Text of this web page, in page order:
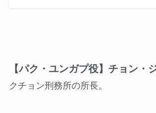
【パク・ユンガプ役】チョン・
クチョン刑務所の所長。